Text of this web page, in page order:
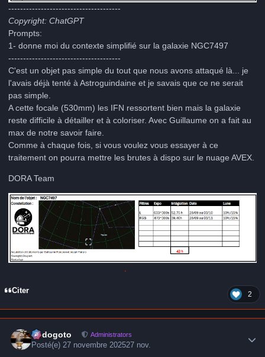
--------------------------------------
Copyright: ChatGPT
Prompts:
1- donne moi du contexte simplifié sur la galaxie NGC7497
--------------------------------------
C'est un objet pas simple du tout que nous avons attaqué là... je
l'avais déjà tenté à Astroguindaine et je savais que ce ne serait
pas simple.
A cette focale (530mm) les IFN ressortent bien mais la galaxie
reste difficile à détailler et à coloriser. Avec Guillaume on a fait au
max de notre savoir faire.
Comme à chaque fois, si vous voulez vous essayer à ce
traitement on pourra mettre les brutes à dispo sur le nuage AVEX.
DORA Team
Citer 2
frédogoto Administrators
Posté(e)27 novembre 202527 nov.